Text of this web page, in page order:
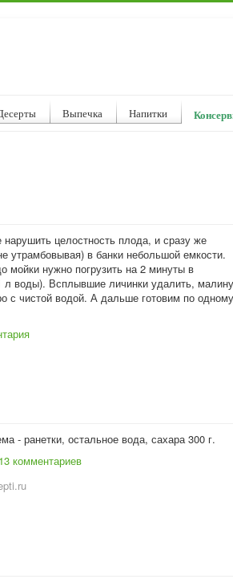
Выпечка Напитки
целостность плода, и сразу же
утрамбовывая) в банки небольшой емкости.
мойки нужно погрузить на 2 минуты в
л воды). Всплывшие личинки удалить, малину
с чистой водой. А дальше готовим по одному
- ранетки, остальное вода, сахара 300 г.
13 комментариев